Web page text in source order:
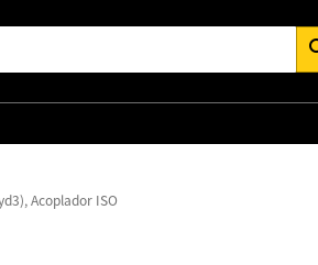
Acoplador ISO